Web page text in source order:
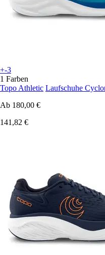
+-3
1 Farben
Topo Athletic Laufschuhe
Ab 180,00 €
141,82 €